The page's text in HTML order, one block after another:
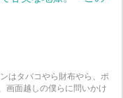
タバコやら財布やら、ポ
画面越しの僕らに問いかけ